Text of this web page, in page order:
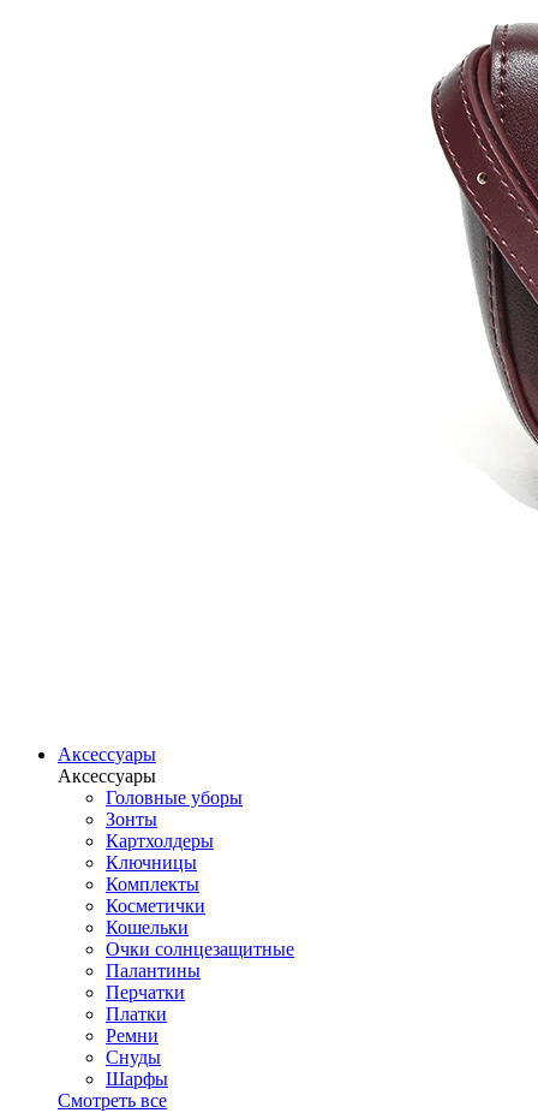
Аксессуары
Аксессуары
Головные уборы
Зонты
Картхолдеры
Ключницы
Комплекты
Косметички
Кошельки
Очки солнцезащитные
Палантины
Перчатки
Платки
Ремни
Снуды
Шарфы
Смотреть все